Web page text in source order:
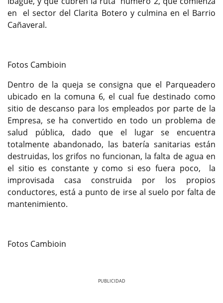
en el sector del Clarita Botero y culmina en el Barrio
Cañaveral.
Fotos Cambioin
Dentro de la queja se consigna que el Parqueadero
ubicado en la comuna 6, el cual fue destinado como
sitio de descanso para los empleados por parte de la
Empresa, se ha convertido en todo un problema de
salud pública, dado que el lugar se encuentra
totalmente abandonado, las batería sanitarias están
destruidas, los grifos no funcionan, la falta de agua en
el sitio es constante y como si eso fuera poco, la
improvisada casa construida por los propios
conductores, está a punto de irse al suelo por falta de
mantenimiento.
Fotos Cambioin